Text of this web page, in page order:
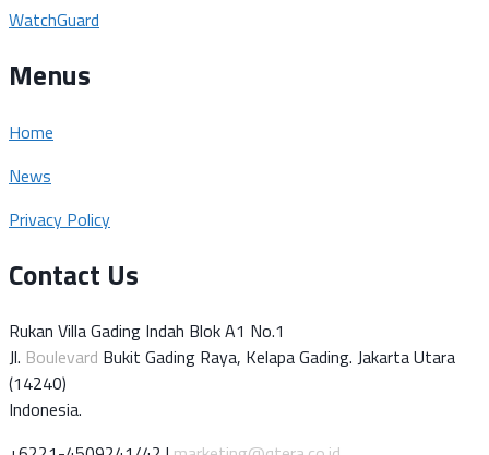
WatchGuard
Menus
Home
News
Privacy Policy
Contact Us
Rukan Villa Gading Indah Blok A1 No.1
Jl. Boulevard Bukit Gading Raya, Kelapa Gading. Jakarta Utara
(14240)
Indonesia.